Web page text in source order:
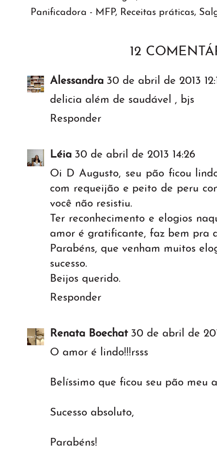
Panificadora - MFP, Receitas práticas,
12
Alessandra 30 de abril de 2013
delicia além de saudável , bjs
Responder
Léia 30 de abril de 2013 14:26
Oi D Augusto, seu pão ficou
com requeijão e peito de peru
você não resistiu.
Ter reconhecimento e elogios
amor é gratificante, faz bem pra
Parabéns, que venham muitos
sucesso.
Beijos querido.
Responder
Renata Boechat 30 de abril de
O amor é lindo!!!rsss
Belíssimo que ficou seu pão meu
Sucesso absoluto,
Parabéns!